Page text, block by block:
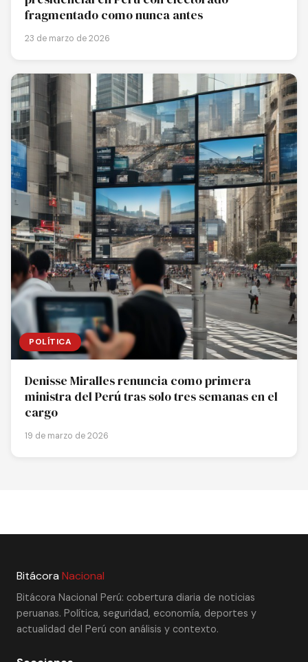
fragmentado como nunca antes
23 de marzo de 2026
POLÍTICA
Denisse Miralles renuncia como primera
ministra del Perú tras solo tres semanas en el
cargo
19 de marzo de 2026
Bitácora Nacional
Bitácora Nacional Perú: cobertura diaria de noticias
peruanas. Política, seguridad, economía, deportes y
actualidad del Perú con análisis y contexto.